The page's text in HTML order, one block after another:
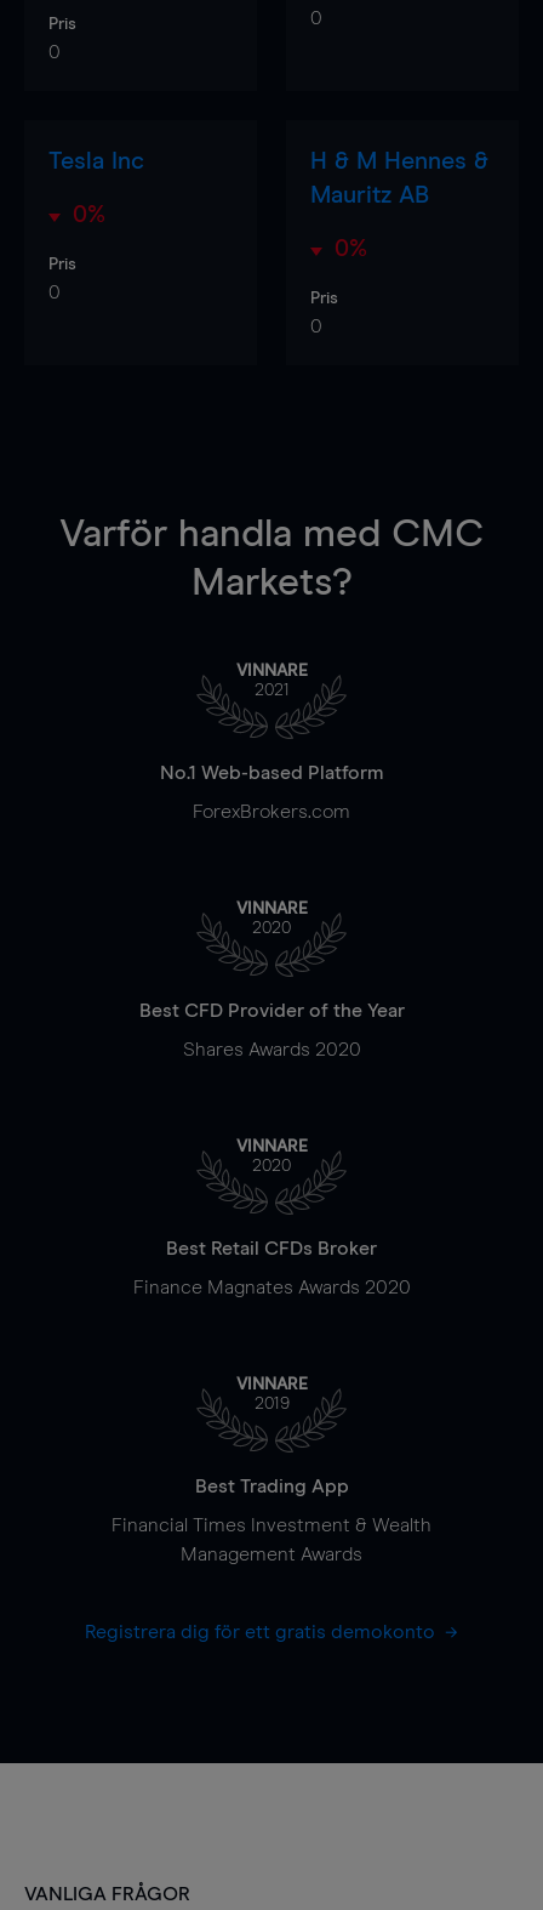
Pris
0
0
Tesla Inc
0%
Pris
0
H & M Hennes &
Mauritz AB
0%
Pris
0
Varför handla med CMC
Markets?
VINNARE
2021
No.1 Web-based Platform
ForexBrokers.com
VINNARE
2020
Best CFD Provider of the Year
Shares Awards 2020
VINNARE
2020
Best Retail CFDs Broker
Finance Magnates Awards 2020
VINNARE
2019
Best Trading App
Financial Times Investment & Wealth
Management Awards
Registrera dig för ett gratis demokonto
VANLIGA FRÅGOR